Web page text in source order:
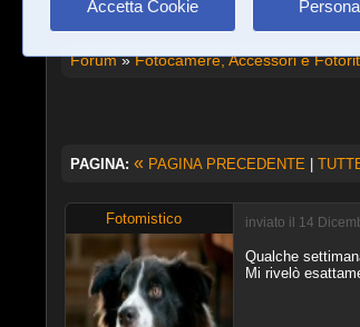
Accetta Cookie
Forum»Fotocamere, Accessori e
PAGINA: « PAGINA PRECEDENTE |
Fotomistico inviato il 14
Qualche
Mi rivelò